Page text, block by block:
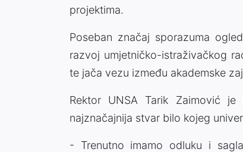
projektima.
Poseban značaj sporazuma
razvoj umjetničko-istraživačkog
te jača vezu između akademske
Rektor UNSA Tarik Zaimović
najznačajnija stvar bilo kojeg
- Trenutno imamo odluku i